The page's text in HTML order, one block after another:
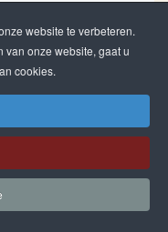
website te verbeteren.
van onze website, gaat u
cookies.